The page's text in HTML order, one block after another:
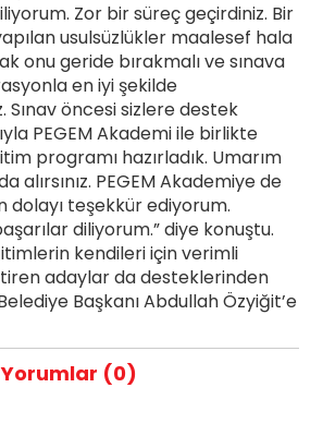
Zor bir süreç geçirdiniz. Bir
usulsüzlükler maalesef hala
onu geride bırakmalı ve sınava
en iyi şekilde
Sınav öncesi sizlere destek
PEGEM Akademi ile birlikte
programı hazırladık. Umarım
alırsınız. PEGEM Akademiye de
dolayı teşekkür ediyorum.
diliyorum.” diye konuştu.
kendileri için verimli
adaylar da desteklerinden
Başkanı Abdullah Özyiğit’e
(0)